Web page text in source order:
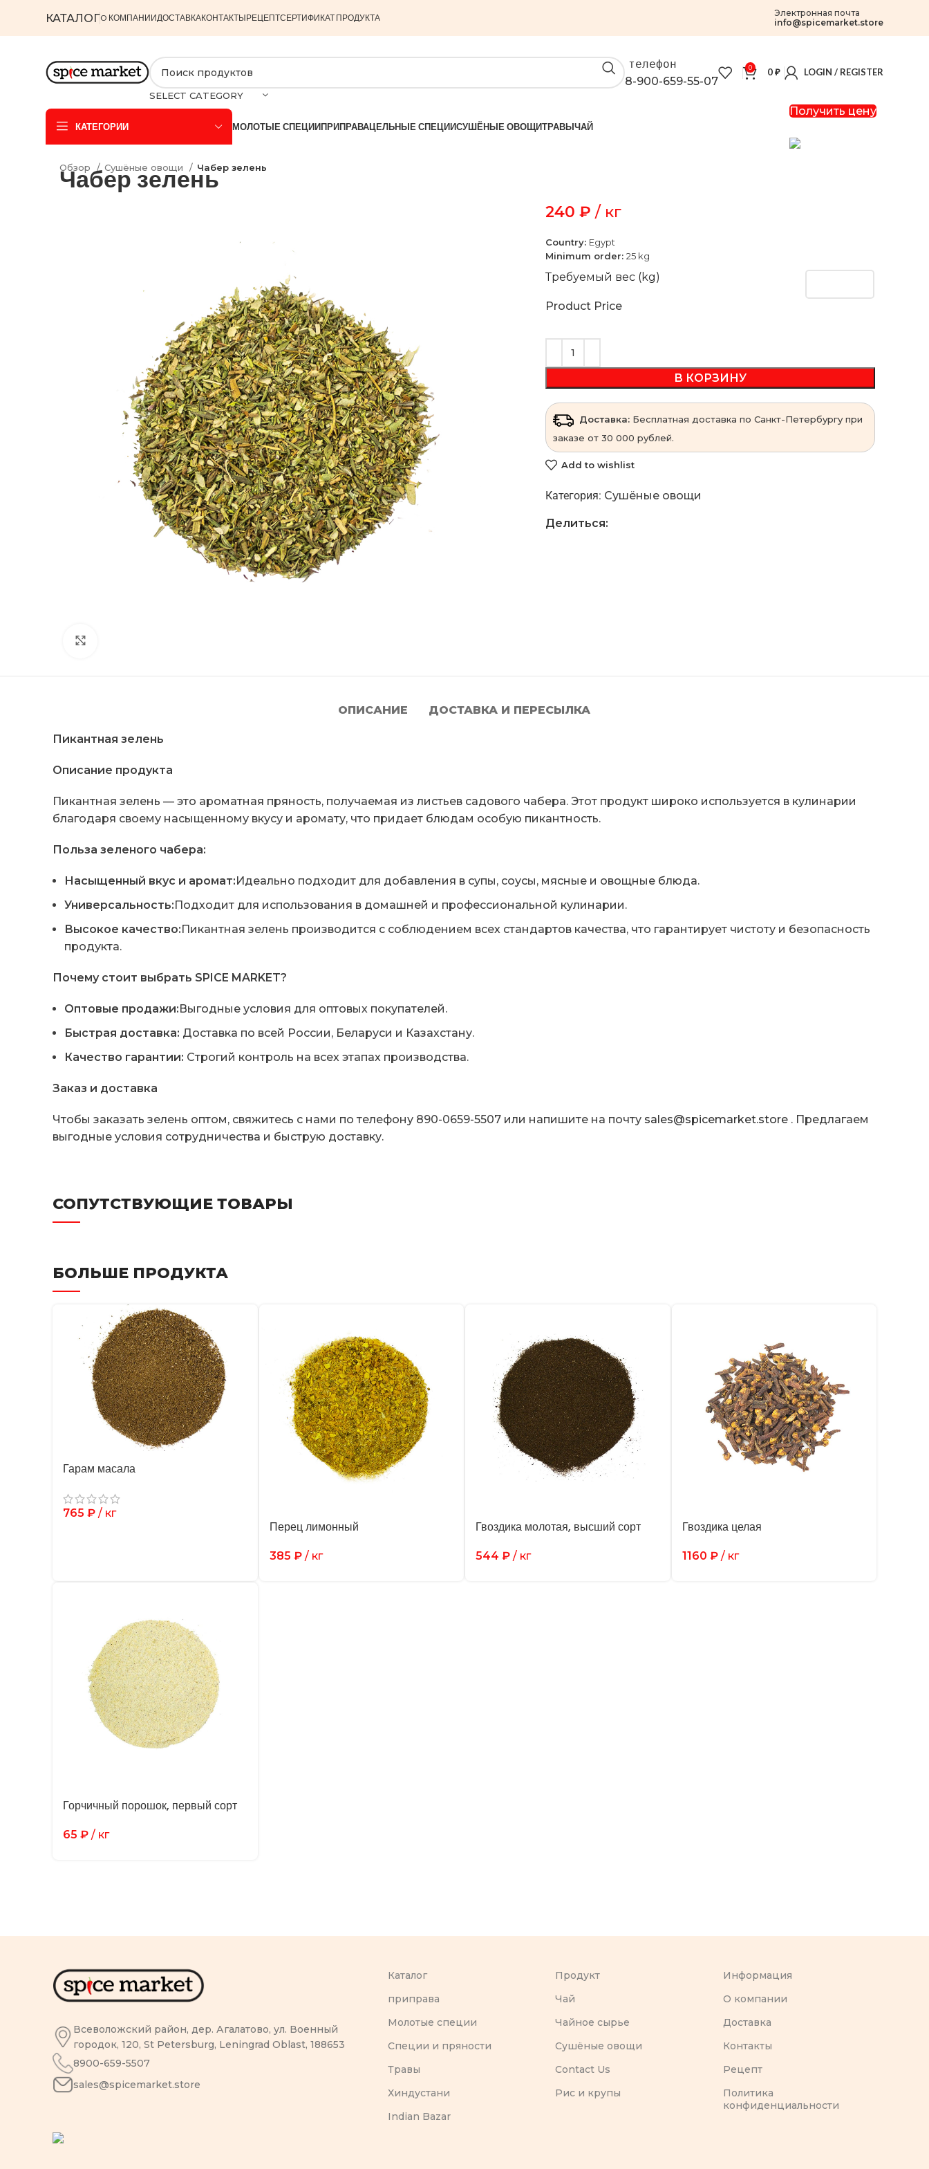
КАТАЛОГO КОМПАНИИДОСТАВКАКОНТАКТЫРЕЦЕПТСЕРТИФИКАТ ПРОДУКТА
Электронная почта
info@spicemarket.store
SELECT CATEGORY
телефон
8-900-659-55-07
0 0₽ LOGIN / REGISTER
КАТЕГОРИИ МОЛОТЫЕ СПЕЦИИПРИПРАВАЦЕЛЬНЫЕ СПЕЦИИСУШЁНЫЕ ОВОЩИТРАВЫЧАЙ
Получить цену
Обзор Сушёные овощи Чабер зелень
Чабер зелень
240 ₽ / кг
Country: Egypt
Minimum order: 25 kg
Требуемый вес (kg)
Product Price
В КОРЗИНУ
Доставка:Бесплатная доставка по Санкт-Петербургу при
заказе от 30 000 рублей.
Add to wishlist
Категория: Сушёные овощи
Делиться:
ОПИСАНИЕ ДОСТАВКА И ПЕРЕСЫЛКА
Пикантная зелень
Описание продукта
Пикантная зелень — это ароматная пряность, получаемая из листьев садового чабера. Этот продукт широко используется в кулинарии
благодаря своему насыщенному вкусу и аромату, что придает блюдам особую пикантность.
Польза зеленого чабера:
Насыщенный вкус и аромат:Идеально подходит для добавления в супы, соусы, мясные и овощные блюда.
Универсальность:Подходит для использования в домашней и профессиональной кулинарии.
Высокое качество:Пикантная зелень производится с соблюдением всех стандартов качества, что гарантирует чистоту и безопасность
продукта.
Почему стоит выбрать SPICE MARKET?
Оптовые продажи:Выгодные условия для оптовых покупателей.
Быстрая доставка: Доставка по всей России, Беларуси и Казахстану.
Качество гарантии: Строгий контроль на всех этапах производства.
Заказ и доставка
Чтобы заказать зелень оптом, свяжитесь с нами по телефону 890-0659-5507 или напишите на почту sales@spicemarket.store. Предлагаем
выгодные условия сотрудничества и быструю доставку.
СОПУТСТВУЮЩИЕ ТОВАРЫ
БОЛЬШЕ ПРОДУКТА
Гарам масала
765 ₽ / кг
Перец лимонный
385 ₽/ кг
Гвоздика молотая, высший сорт
544 ₽ / кг
Гвоздика целая
1160 ₽/ кг
Горчичный порошок, первый сорт
65 ₽ / кг
Всеволожский район, дер. Агалатово, ул. Военный
городок, 120, St Petersburg, Leningrad Oblast, 188653
8900-659-5507
sales@spicemarket.store
Каталог
приправа
Молотые специи
Специи и пряности
Травы
Хиндустани
Indian Bazar
Продукт
Чай
Чайное сырье
Сушёные овощи
Contact Us
Рис и крупы
Информация
O компании
Доставка
Контакты
Рецепт
Политика
конфиденциальности